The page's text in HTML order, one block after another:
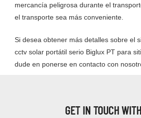
mercancía peligrosa durante el
el transporte sea más conveniente.
Si desea obtener más detalles sobre el
cctv solar portátil serio Biglux PT para
dude en ponerse en contacto con
GET IN TOUCH